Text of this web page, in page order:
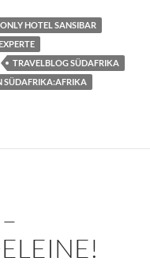
HOTEL SANSIBAR
TRAVELBLOG SÜDAFRIKA
SÜDAFRIKA:AFRIKA